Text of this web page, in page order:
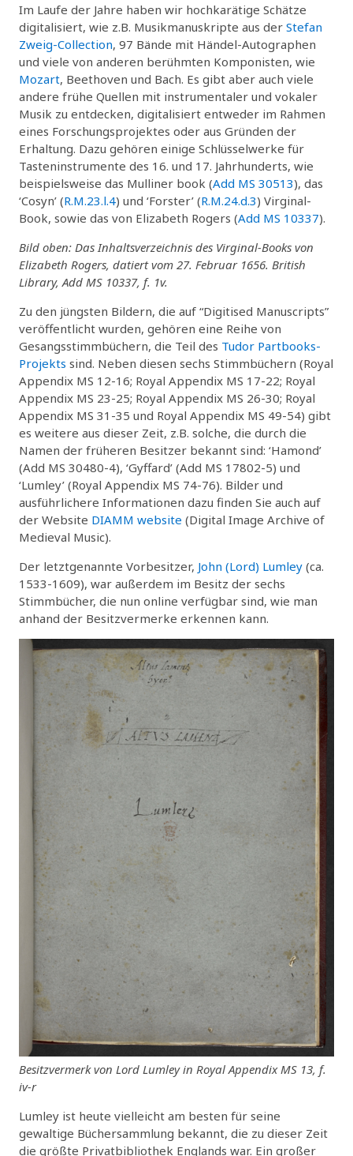
Im Laufe der Jahre haben wir hochkarätige Schätze
digitalisiert, wie z.B. Musikmanuskripte aus der Stefan
Zweig-Collection, 97 Bände mit Händel-Autographen
und viele von anderen berühmten Komponisten, wie
Mozart, Beethoven und Bach. Es gibt aber auch viele
andere frühe Quellen mit instrumentaler und vokaler
Musik zu entdecken, digitalisiert entweder im Rahmen
eines Forschungsprojektes oder aus Gründen der
Erhaltung. Dazu gehören einige Schlüsselwerke für
Tasteninstrumente des 16. und 17. Jahrhunderts, wie
beispielsweise das Mulliner book (Add MS 30513), das
‘Cosyn’ (R.M.23.l.4) und ‘Forster’ (R.M.24.d.3) Virginal-
Book, sowie das von Elizabeth Rogers (Add MS 10337).
Bild oben: Das Inhaltsverzeichnis des Virginal-Books von
Elizabeth Rogers, datiert vom 27. Februar 1656. British
Library, Add MS 10337, f. 1v.
Zu den jüngsten Bildern, die auf “Digitised Manuscripts”
veröffentlicht wurden, gehören eine Reihe von
Gesangsstimmbüchern, die Teil des Tudor Partbooks-
Projekts sind. Neben diesen sechs Stimmbüchern (Royal
Appendix MS 12-16; Royal Appendix MS 17-22; Royal
Appendix MS 23-25; Royal Appendix MS 26-30; Royal
Appendix MS 31-35 und Royal Appendix MS 49-54) gibt
es weitere aus dieser Zeit, z.B. solche, die durch die
Namen der früheren Besitzer bekannt sind: ‘Hamond’
(Add MS 30480-4), ‘Gyffard’ (Add MS 17802-5) und
‘Lumley’ (Royal Appendix MS 74-76). Bilder und
ausführlichere Informationen dazu finden Sie auch auf
der Website DIAMM website (Digital Image Archive of
Medieval Music).
Der letztgenannte Vorbesitzer, John (Lord) Lumley (ca.
1533-1609), war außerdem im Besitz der sechs
Stimmbücher, die nun online verfügbar sind, wie man
anhand der Besitzvermerke erkennen kann.
Besitzvermerk von Lord Lumley in Royal Appendix MS 13, f.
iv-r
Lumley ist heute vielleicht am besten für seine
gewaltige Büchersammlung bekannt, die zu dieser Zeit
die größte Privatbibliothek Englands war. Ein großer